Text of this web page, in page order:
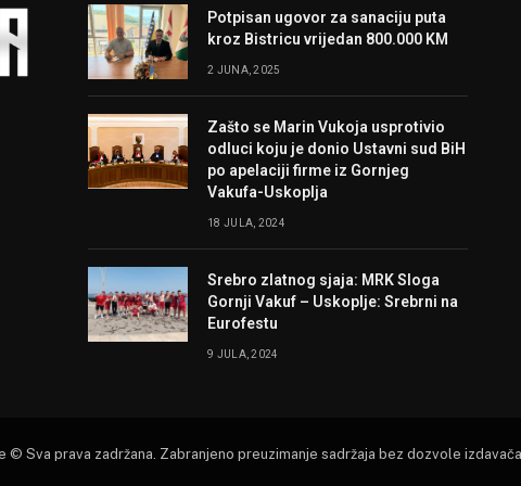
Potpisan ugovor za sanaciju puta
kroz Bistricu vrijedan 800.000 KM
2 JUNA, 2025
Zašto se Marin Vukoja usprotivio
odluci koju je donio Ustavni sud BiH
po apelaciji firme iz Gornjeg
Vakufa-Uskoplja
18 JULA, 2024
Srebro zlatnog sjaja: MRK Sloga
Gornji Vakuf – Uskoplje: Srebrni na
Eurofestu
9 JULA, 2024
Sva prava zadržana. Zabranjeno preuzimanje sadržaja bez dozvole